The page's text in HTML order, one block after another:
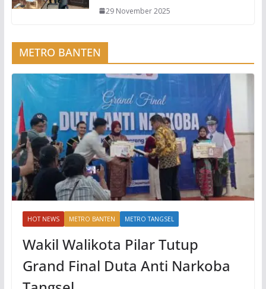
29 November 2025
METRO BANTEN
HOT NEWS METRO BANTEN METRO TANGSEL
Wakil Walikota Pilar Tutup
Grand Final Duta Anti Narkoba